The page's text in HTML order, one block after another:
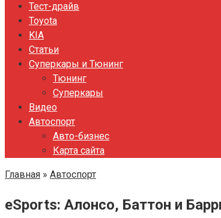
Тест-драйв
Toyota
KIA
Статьи
Суперкары и Тюнинг
Тюнинг
Суперкары
Видео
Автоспорт
Авто-бизнес
Карта сайта
Главная » Автоспорт
eSports: Алонсо, Баттон и